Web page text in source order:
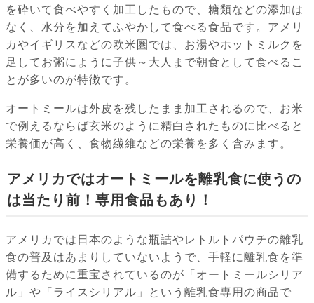
を砕いて食べやすく加工したもので、糖類などの添加は
なく、水分を加えてふやかして食べる食品です。アメリ
カやイギリスなどの欧米圏では、お湯やホットミルクを
足してお粥にように子供～大人まで朝食として食べるこ
とが多いのが特徴です。
オートミールは外皮を残したまま加工されるので、お米
で例えるならば玄米のように精白されたものに比べると
栄養価が高く、食物繊維などの栄養を多く含みます。
アメリカではオートミールを離乳食に使うの
は当たり前！専用食品もあり！
アメリカでは日本のような瓶詰やレトルトパウチの離乳
食の普及はあまりしていないようで、手軽に離乳食を準
備するために重宝されているのが「オートミールシリア
ル」や「ライスシリアル」という離乳食専用の商品で